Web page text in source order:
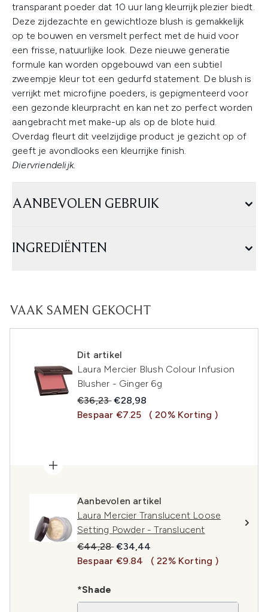
transparant poeder dat 10 uur lang kleurrijk plezier biedt.
Deze zijdezachte en gewichtloze blush is gemakkelijk
op te bouwen en versmelt perfect met de huid voor
een frisse, natuurlijke look. Deze nieuwe generatie
formule kan worden opgebouwd van een subtiel
zweempje kleur tot een gedurfd statement. De blush is
verrijkt met microfijne poeders, is gepigmenteerd voor
een gezonde kleurpracht en kan net zo perfect worden
aangebracht met make-up als op de blote huid.
Overdag fleurt dit veelzijdige product je gezicht op of
geeft je avondlooks een kleurrijke finish.
Diervriendelijk.
AANBEVOLEN GEBRUIK
INGREDIËNTEN
VAAK SAMEN GEKOCHT
Dit artikel
Laura Mercier Blush Colour Infusion
Blusher - Ginger 6g
Recommended Retail Price:
€36,23Huidige prijs:
€28,98
Bespaar €7.25
( 20% Korting )
Aanbevolen artikel
Laura Mercier Translucent Loose
Setting Powder - Translucent
Recommended Retail Price:
€44,28Huidige prijs:
€34,44
Bespaar €9.84
( 22% Korting )
*Shade